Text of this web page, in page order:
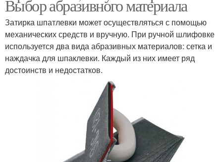
Выбор абразивного материала
Затирка шпатлевки может осуществляться с помощью
механических средств и вручную. При ручной шлифовке
используется два вида абразивных материалов: сетка и
наждачка для шпаклевки. Каждый из них имеет ряд
достоинств и недостатков.